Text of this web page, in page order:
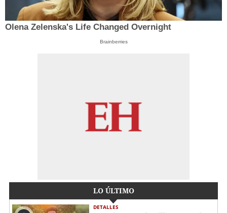
Olena Zelenska's Life Changed Overnight
Brainberries
LO ÚLTIMO
DETALLES